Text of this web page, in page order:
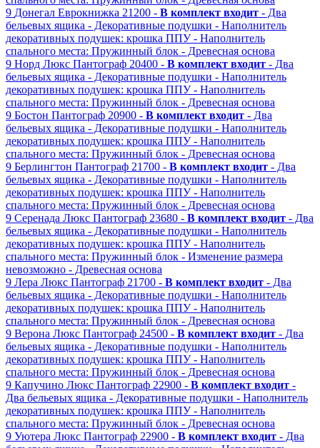
9 Донегал Еврокнижка 21200 - В комплект входит - Два
бельевых ящика - Декоративные подушки - Наполнитель
декоративных подушек: крошка ППУ - Наполнитель
спального места: Пружинный блок - Древесная основа
9 Норд Люкс Пантограф 20400 - В комплект входит - Два
бельевых ящика - Декоративные подушки - Наполнитель
декоративных подушек: крошка ППУ - Наполнитель
спального места: Пружинный блок - Древесная основа
9 Бостон Пантограф 20900 - В комплект входит - Два
бельевых ящика - Декоративные подушки - Наполнитель
декоративных подушек: крошка ППУ - Наполнитель
спального места: Пружинный блок - Древесная основа
9 Берлингтон Пантограф 21700 - В комплект входит - Два
бельевых ящика - Декоративные подушки - Наполнитель
декоративных подушек: крошка ППУ - Наполнитель
спального места: Пружинный блок - Древесная основа
9 Серенада Люкс Пантограф 23680 - В комплект входит - Два
бельевых ящика - Декоративные подушки - Наполнитель
декоративных подушек: крошка ППУ - Наполнитель
спального места: Пружинный блок - Изменение размера
невозможно - Древесная основа
9 Лера Люкс Пантограф 21700 - В комплект входит - Два
бельевых ящика - Декоративные подушки - Наполнитель
декоративных подушек: крошка ППУ - Наполнитель
спального места: Пружинный блок - Древесная основа
9 Верона Люкс Пантограф 24500 - В комплект входит - Два
бельевых ящика - Декоративные подушки - Наполнитель
декоративных подушек: крошка ППУ - Наполнитель
спального места: Пружинный блок - Древесная основа
9 Капучино Люкс Пантограф 22900 - В комплект входит -
Два бельевых ящика - Декоративные подушки - Наполнитель
декоративных подушек: крошка ППУ - Наполнитель
спального места: Пружинный блок - Древесная основа
9 Уютера Люкс Пантограф 22900 - В комплект входит - Два